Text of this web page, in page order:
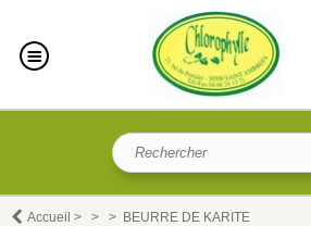
Accueil > > > BEURRE DE KARITE